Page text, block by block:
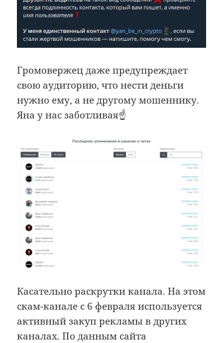
Громовержец даже предупреждает
свою аудиторию, что нести деньги
нужно ему, а не другому мошеннику.
Яна у нас заботливая☝
Касательно раскрутки канала. На этом
скам-канале с 6 февраля используется
активный закуп рекламы в других
каналах. По данным сайта